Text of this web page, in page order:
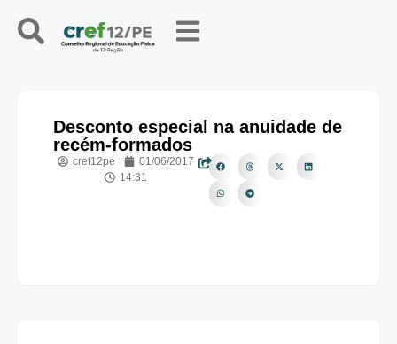
Desconto especial na anuidade de
recém-formados
cref12pe
01/06/2017
14:31